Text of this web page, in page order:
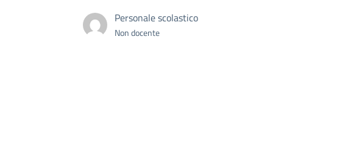
Personale scolastico
Non docente